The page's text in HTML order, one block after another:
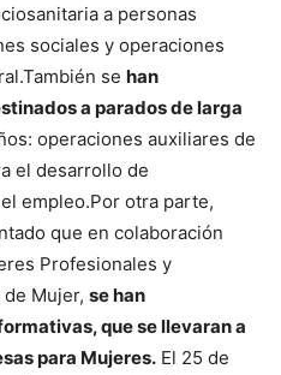
a personas
sociales y operaciones
También se han
a parados de larga
operaciones auxiliares de
el desarrollo de
empleo.Por otra parte,
que en colaboración
Profesionales y
Mujer, se han
que se llevaran a
para Mujeres. El 25 de